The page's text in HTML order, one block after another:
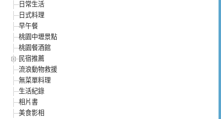
日常生活
日式料理
早午餐
桃園中壢景點
桃園餐酒館
民宿推薦
流浪動物救援
無菜單料理
生活紀錄
相片書
美食影相